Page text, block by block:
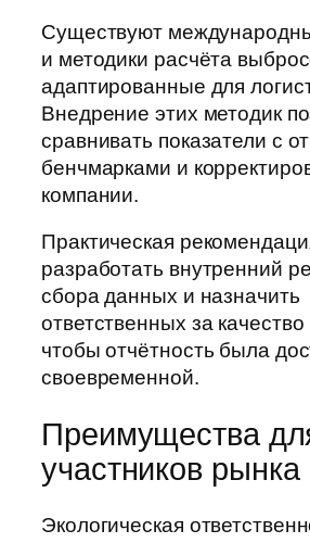
Существуют
и методики расчёта
адаптированные для
Внедрение этих методик
сравнивать показатели с
бенчмарками и
компании.
Практическая
разработать внутренний
сбора данных и назначить
ответственных за
чтобы отчётность была
своевременной.
Преимущества
участников рынка
Экологическая